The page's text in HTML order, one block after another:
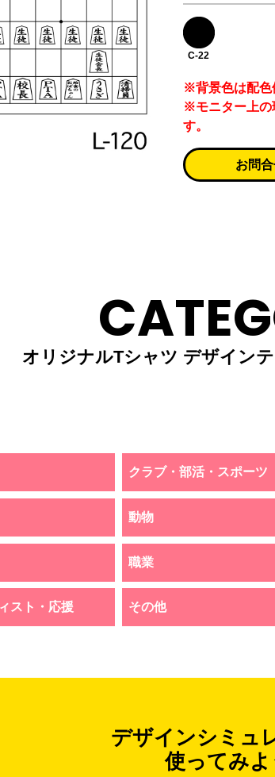
C-22
※背景色は配色
※モニター上の
す。
お問
オリジナルTシャツ デザイン
クラブ・部活・スポーツ
動物
職業
スト・応援 その他
デザインシミュ
使ってみよ